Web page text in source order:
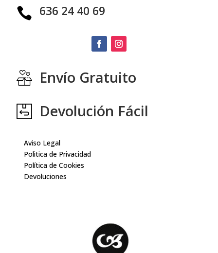
 636 24 40 69
Envío Gratuito
Devolución Fácil
Aviso Legal
Politica de Privacidad
Política de Cookies
Devoluciones